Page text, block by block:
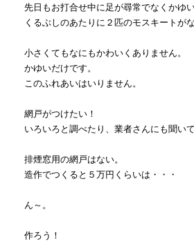
先日もお打合せ中に足が尋常でなくかゆ
くるぶしのあたりに２匹のモスキートが
小さくてもなにもかわいくありません。
かゆいだけです。
このふれあいはいりません。
網戸がつけたい！
いろいろと調べたり、業者さんにも聞い
排煙窓用の網戸はない。
造作でつくると５万円くらいは・・・
ん～。
作ろう！